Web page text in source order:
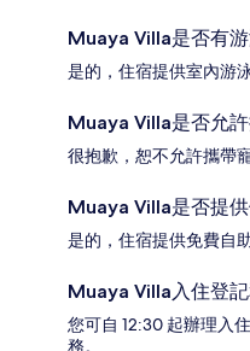
Muaya Villa是否有游
是的，住宿提供室內游泳
Muaya Villa是否允
很抱歉，恕不允許攜帶
Muaya Villa是否提供
是的，住宿提供免費自
Muaya Villa入住登
您可自 12:30 起辦理入
務。